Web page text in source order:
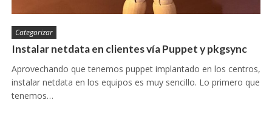
Categorizar
Instalar netdata en clientes vía Puppet y pkgsync
Aprovechando que tenemos puppet implantado en los centros,
instalar netdata en los equipos es muy sencillo. Lo primero que
tenemos…